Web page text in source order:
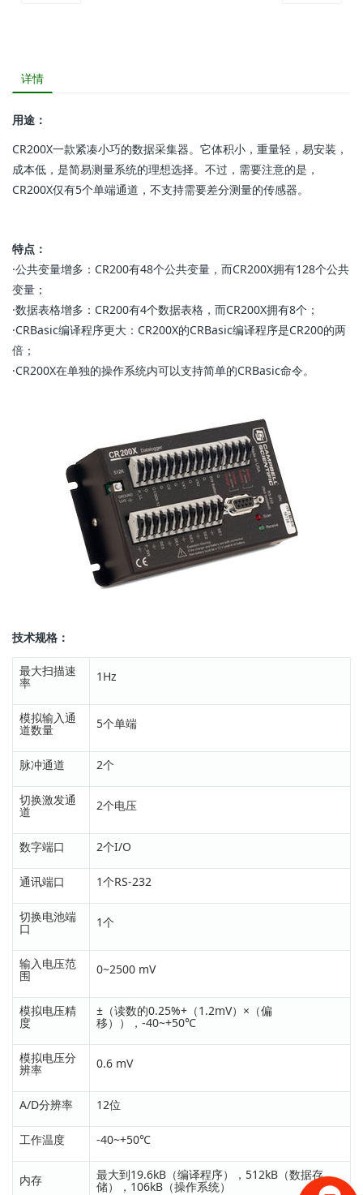
详情
用途：
CR200X一款紧凑小巧的数据采集器。它体积小，重量轻，易安装，
成本低，是简易测量系统的理想选择。不过，需要注意的是，
CR200X仅有5个单端通道，不支持需要差分测量的传感器。
特点：
·公共变量增多：CR200有48个公共变量，而CR200X拥有128个公共
变量；
·数据表格增多：CR200有4个数据表格，而CR200X拥有8个；
·CRBasic编译程序更大：CR200X的CRBasic编译程序是CR200的两
倍；
·CR200X在单独的操作系统内可以支持简单的CRBasic命令。
技术规格：
最大扫描速
率 1Hz
模拟输入通
道数量 5个单端
脉冲通道 2个
切换激发通
道 2个电压
数字端口 2个I/O
通讯端口 1个RS-232
切换电池端
口 1个
输入电压范
围 0~2500 mV
模拟电压精
度
±（读数的0.25%+（1.2mV）×（偏
移）），-40~+50℃
模拟电压分
辨率 0.6 mV
A/D分辨率 12位
工作温度 -40~+50℃
内存 最大到19.6kB（编译程序），512kB（数据存
储），106kB（操作系统）